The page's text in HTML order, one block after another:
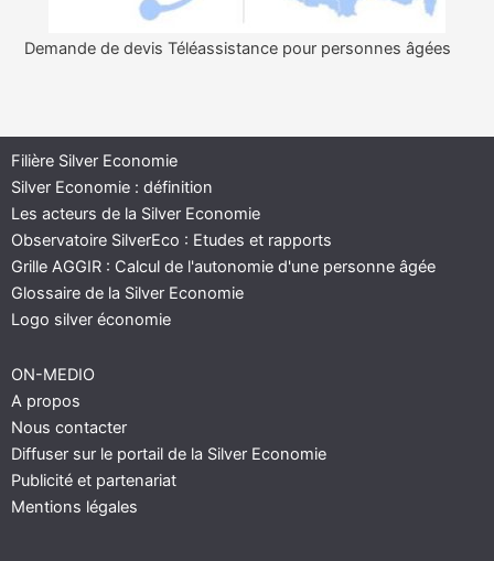
Demande de devis Téléassistance pour personnes âgées
Filière Silver Economie
Silver Economie : définition
Les acteurs de la Silver Economie
Observatoire SilverEco : Etudes et rapports
Grille AGGIR : Calcul de l'autonomie d'une personne âgée
Glossaire de la Silver Economie
Logo silver économie
ON-MEDIO
A propos
Nous contacter
Diffuser sur le portail de la Silver Economie
Publicité et partenariat
Mentions légales